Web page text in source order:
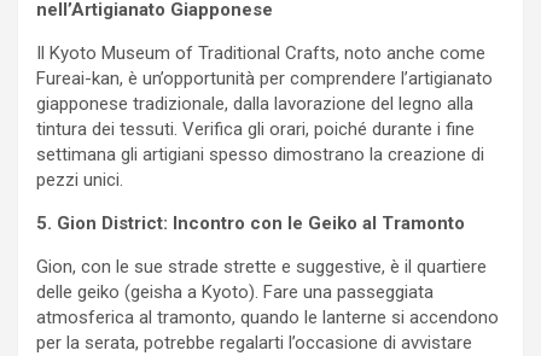
nell’Artigianato Giapponese
Il Kyoto Museum of Traditional Crafts, noto anche come
Fureai-kan, è un’opportunità per comprendere l’artigianato
giapponese tradizionale, dalla lavorazione del legno alla
tintura dei tessuti. Verifica gli orari, poiché durante i fine
settimana gli artigiani spesso dimostrano la creazione di
pezzi unici.
5. Gion District: Incontro con le Geiko al Tramonto
Gion, con le sue strade strette e suggestive, è il quartiere
delle geiko (geisha a Kyoto). Fare una passeggiata
atmosferica al tramonto, quando le lanterne si accendono
per la serata, potrebbe regalarti l’occasione di avvistare